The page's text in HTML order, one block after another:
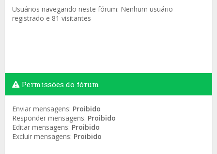
Usuários navegando neste fórum: Nenhum usuário
registrado e 81 visitantes
Permissões do fórum
Enviar mensagens: Proibido
Responder mensagens: Proibido
Editar mensagens: Proibido
Excluir mensagens: Proibido